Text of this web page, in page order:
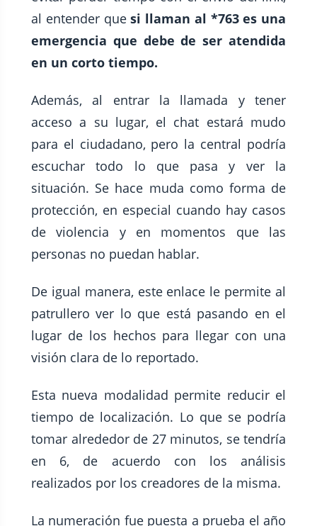
al entender quesi llaman al *763 es una
emergencia que debe de ser atendida
en un corto tiempo.
Además, al entrar la llamada y tener
acceso a su lugar, el chat estará mudo
para el ciudadano, pero la central podría
escuchar todo lo que pasa y ver la
situación. Se hace muda como forma de
protección, en especial cuando hay casos
de violencia y en momentos que las
personas no puedan hablar.
De igual manera, este enlace le permite al
patrullero ver lo que está pasando en el
lugar de los hechos para llegar con una
visión clara de lo reportado.
Esta nueva modalidad permite reducir el
tiempo de localización. Lo que se podría
tomar alrededor de 27 minutos, se tendría
en 6, de acuerdo con los análisis
realizados por los creadores de la misma.
La numeración fue puesta a prueba el año